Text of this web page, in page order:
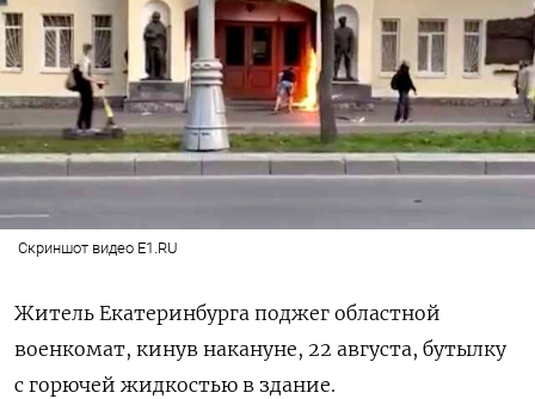
Скриншот видео E1.RU
Житель Екатеринбурга поджег областной
военкомат, кинув накануне, 22 августа, бутылку
с горючей жидкостью в здание.